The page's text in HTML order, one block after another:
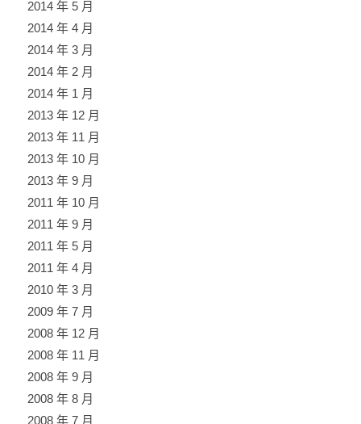
2014 年 5 月
2014 年 4 月
2014 年 3 月
2014 年 2 月
2014 年 1 月
2013 年 12 月
2013 年 11 月
2013 年 10 月
2013 年 9 月
2011 年 10 月
2011 年 9 月
2011 年 5 月
2011 年 4 月
2010 年 3 月
2009 年 7 月
2008 年 12 月
2008 年 11 月
2008 年 9 月
2008 年 8 月
2008 年 7 月